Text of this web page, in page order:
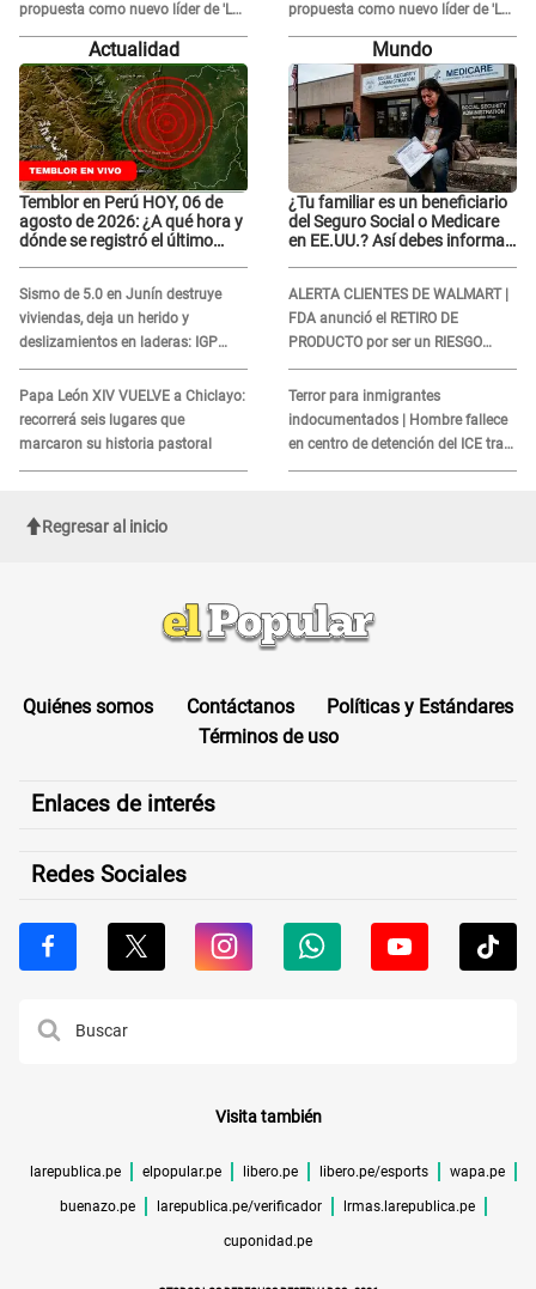
propuesta como nuevo líder de 'La
Bella Luz' tras denuncia: "Otro tipo
propuesta como nuevo líder de 'La
Bella Luz' tras denuncia: "Otro tipo
Actualidad
Temblor en Perú HOY, 06 de
agosto de 2026: ¿A qué hora y
dónde se registró el último
Sismo de 5.0 en Junín destruye
viviendas, deja un herido y
deslizamientos en laderas: IGP
alerta sobre posibles réplicas
Papa León XIV VUELVE a Chiclayo:
recorrerá seis lugares que
marcaron su historia pastoral
Mundo
¿Tu familiar es un beneficiario
del Seguro Social o Medicare
en EE.UU.? Así debes informar
ALERTA CLIENTES DE WALMART |
FDA anunció el RETIRO DE
PRODUCTO por ser un RIESGO
MORTAL para consumidores: ¿Cuál
es?
Terror para inmigrantes
indocumentados | Hombre fallece
en centro de detención del ICE tras
sufrir una "emergencia médica"
Regresar al inicio
Quiénes somos Contáctanos
Políticas y Estándares
Términos de uso
Enlaces de interés
Redes Sociales
Visita también
larepublica.pe elpopular.pe libero.pe libero.pe/esports wapa.pe
buenazo.pe larepublica.pe/verificador lrmas.larepublica.pe
cuponidad.pe